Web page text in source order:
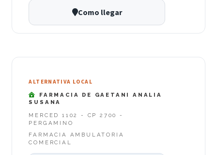
Como llegar
ALTERNATIVA LOCAL
FARMACIA DE GAETANI ANALIA
SUSANA
MERCED 1102 - CP 2700 -
PERGAMINO
FARMACIA AMBULATORIA
COMERCIAL